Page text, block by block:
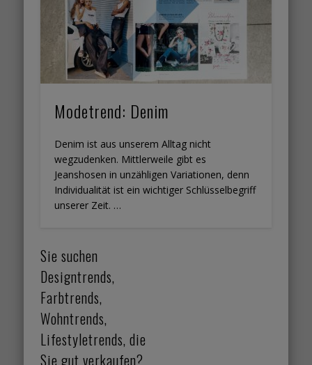
Modetrend: Denim
Denim ist aus unserem Alltag nicht
wegzudenken. Mittlerweile gibt es
Jeanshosen in unzähligen Variationen, denn
Individualität ist ein wichtiger Schlüsselbegriff
unserer Zeit. …
Sie suchen
Designtrends,
Farbtrends,
Wohntrends,
Lifestyletrends, die
Sie gut verkaufen?